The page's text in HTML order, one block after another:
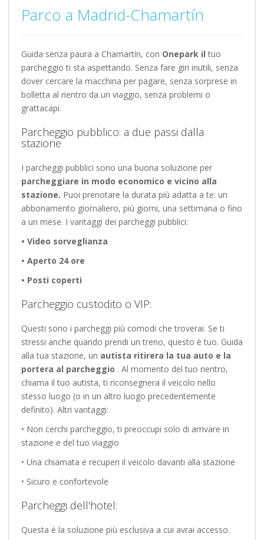
Parco a Madrid-Chamartín
Guida senza paura a Chamartín, con Onepark il tuo
parcheggio ti sta aspettando. Senza fare giri inutili, senza
dover cercare la macchina per pagare, senza sorprese in
bolletta al rientro da un viaggio, senza problemi o
grattacapi.
Parcheggio pubblico: a due passi dalla
stazione
I parcheggi pubblici sono una buona soluzione per
parcheggiare in modo economico e vicino alla
stazione. Puoi prenotare la durata più adatta a te: un
abbonamento giornaliero, più giorni, una settimana o fino
a un mese. I vantaggi dei parcheggi pubblici:
• Video sorveglianza
• Aperto 24 ore
• Posti coperti
Parcheggio custodito o VIP:
Questi sono i parcheggi più comodi che troverai. Se ti
stressi anche quando prendi un treno, questo è tuo. Guida
alla tua stazione, un autista ritirera la tua auto e la
portera al parcheggio . Al momento del tuo rientro,
chiama il tuo autista, ti riconsegnera il veicolo nello
stesso luogo (o in un altro luogo precedentemente
definito). Altri vantaggi:
• Non cerchi parcheggio, ti preoccupi solo di arrivare in
stazione e del tuo viaggio
• Una chiamata e recuperi il veicolo davanti alla stazione
• Sicuro e confortevole
Parcheggi dell'hotel:
Questa è la soluzione più esclusiva a cui avrai accesso.